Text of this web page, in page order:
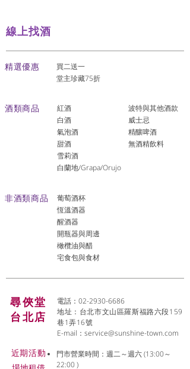
線上找酒
​精選優惠
買二送一
堂主珍藏75折
酒類商品
紅酒
白酒
氣泡酒
​甜酒
雪莉酒
白蘭地/Grapa/Orujo
波特與其他酒款
威士忌
精釀啤酒
​無酒精飲料
非酒類商品
葡萄酒杯
恆溫酒器
醒酒器
開瓶器與周邊
橄欖油與醋
宅食包與食材
尋俠堂
台北店
電話：02-2930-6686
地址：台北市文山區羅斯福路六段159
巷1弄16號
E-mail： service@sunshine-town.com
近期活動
門市營業時間：週二～週六 (13:00～
22:00 )